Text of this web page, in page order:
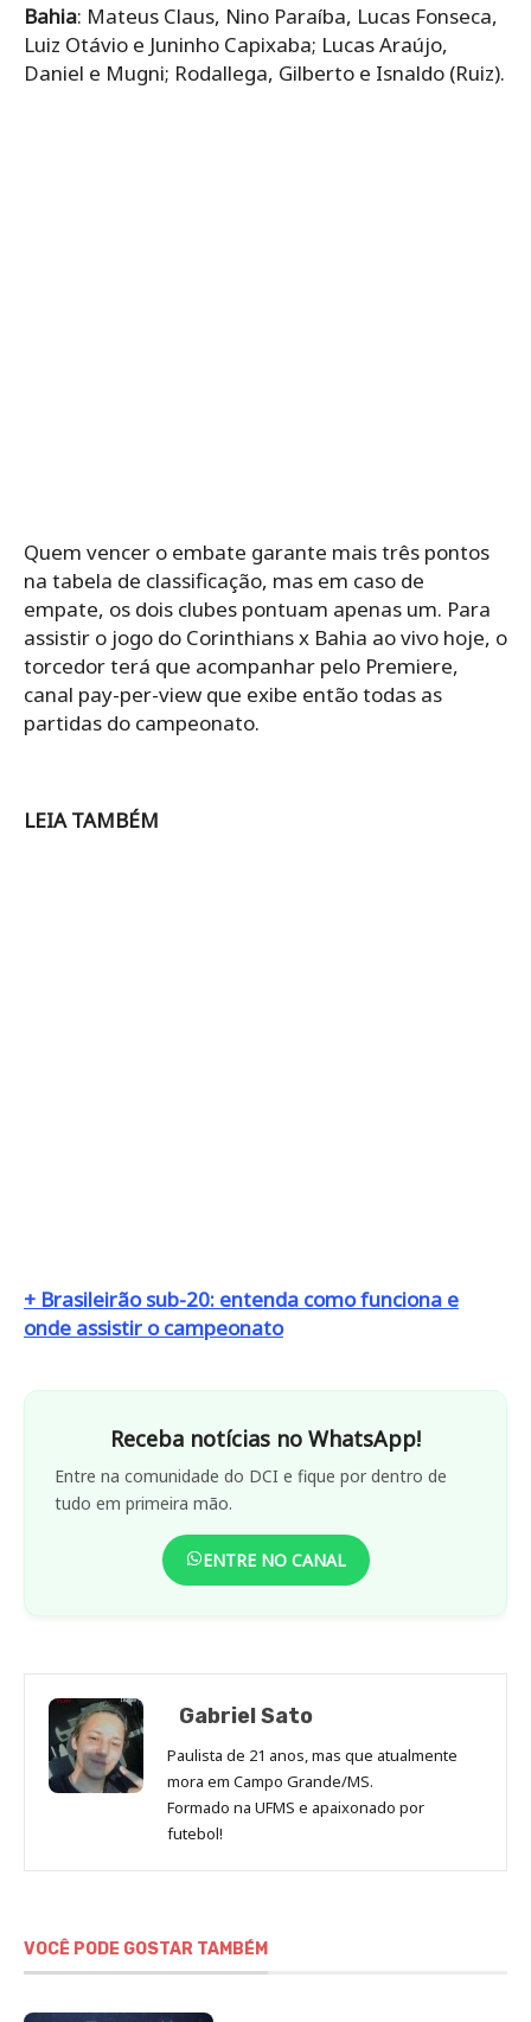
Bahia: Mateus Claus, Nino Paraíba, Lucas Fonseca,
Luiz Otávio e Juninho Capixaba; Lucas Araújo,
Daniel e Mugni; Rodallega, Gilberto e Isnaldo (Ruiz).
Quem vencer o embate garante mais três pontos
na tabela de classificação, mas em caso de
empate, os dois clubes pontuam apenas um. Para
assistir o jogo do Corinthians x Bahia ao vivo hoje, o
torcedor terá que acompanhar pelo Premiere,
canal pay-per-view que exibe então todas as
partidas do campeonato.
LEIA TAMBÉM
+ Brasileirão sub-20: entenda como funciona e
onde assistir o campeonato
Receba notícias no WhatsApp!
Entre na comunidade do DCI e fique por dentro de
tudo em primeira mão.
ENTRE NO CANAL
Gabriel Sato
Paulista de 21 anos, mas que atualmente
mora em Campo Grande/MS.
Formado na UFMS e apaixonado por
futebol!
VOCÊ PODE GOSTAR TAMBÉM